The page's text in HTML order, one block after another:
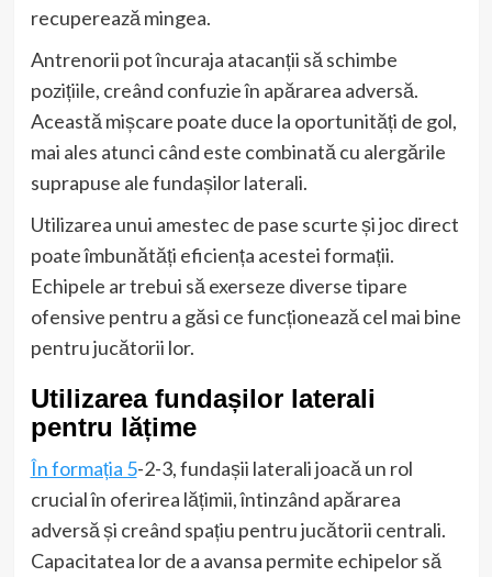
recuperează mingea.
Antrenorii pot încuraja atacanții să schimbe
pozițiile, creând confuzie în apărarea adversă.
Această mișcare poate duce la oportunități de gol,
mai ales atunci când este combinată cu alergările
suprapuse ale fundașilor laterali.
Utilizarea unui amestec de pase scurte și joc direct
poate îmbunătăți eficiența acestei formații.
Echipele ar trebui să exerseze diverse tipare
ofensive pentru a găsi ce funcționează cel mai bine
pentru jucătorii lor.
Utilizarea fundașilor laterali
pentru lățime
În formația 5-2-3, fundașii laterali joacă un rol
crucial în oferirea lățimii, întinzând apărarea
adversă și creând spațiu pentru jucătorii centrali.
Capacitatea lor de a avansa permite echipelor să